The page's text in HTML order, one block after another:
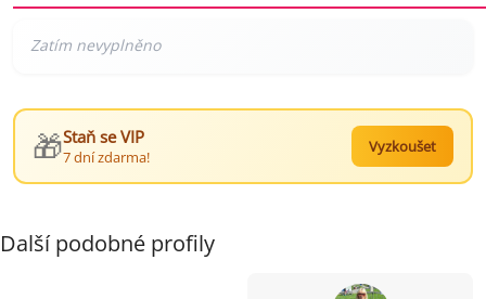
🎁Staň se VIP
7 dní zdarma!
Vyzkoušet
Další podobné profily